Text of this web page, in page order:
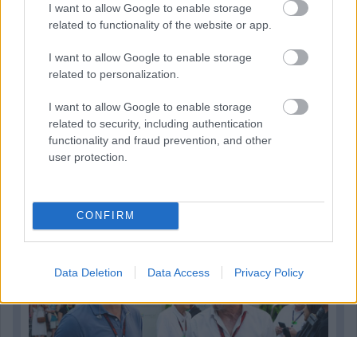
I want to allow Google to enable storage
related to functionality of the website or app.
I want to allow Google to enable storage
related to personalization.
I want to allow Google to enable storage
related to security, including authentication
functionality and fraud prevention, and other
user protection.
CONFIRM
Data Deletion Data Access Privacy Policy
McLarennél, nem borítaná fel Verstappenért